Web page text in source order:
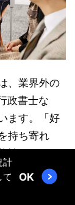
、業界外の
政書士な
ます。「好
持ち寄れ
計
OK